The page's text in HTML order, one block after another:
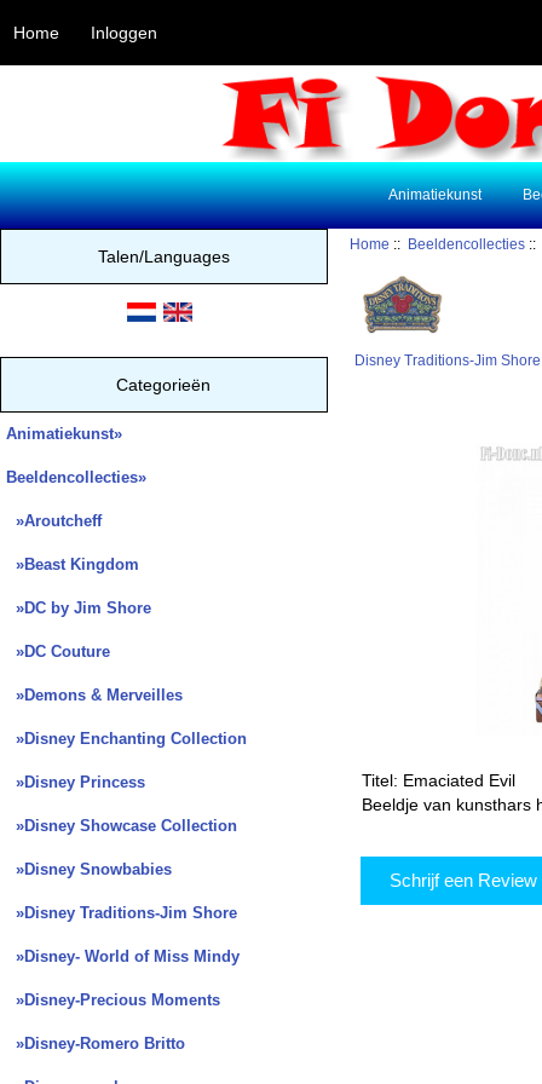
Home Inloggen
Animatiekunst
Talen/Languages
Categorieën
Animatiekunst»
Beeldencollecties»
»Aroutcheff
»Beast Kingdom
»DC by Jim Shore
»DC Couture
»Demons & Merveilles
»Disney Enchanting Collection
»Disney Princess
»Disney Showcase Collection
»Disney Snowbabies
»Disney Traditions-Jim Shore
»Disney- World of Miss Mindy
»Disney-Precious Moments
»Disney-Romero Britto
Home :: Beeldencollecties
Disney Traditions-Jim Shore
Titel: Emaciated Evil
Beeldje van kunsthars
Schrijf een Review